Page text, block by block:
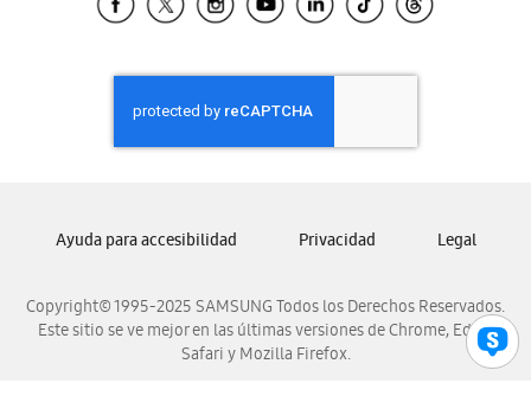
Samsung El Salvador
Samsung Honduras
Samsung Nicaragua
Samsung Panamá
Samsung Venezuela
Copyright© 1995-2025 SAMSUNG Todos los Derechos Reservados.
Este sitio se ve mejor en las últimas versiones de Chrome, Edge,
Safari y Mozilla Firefox.
Ayuda para accesibilidad Privacidad Legal